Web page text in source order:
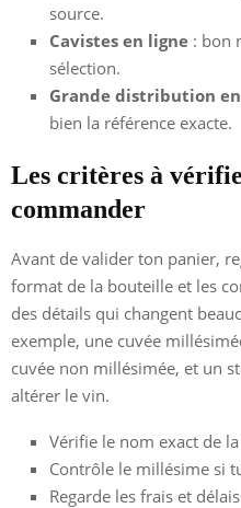
source.
Cavistes en ligne : bon
sélection.
Grande distribution
bien la référence exacte.
Les critères à
commander
Avant de valider ton panier,
format de la bouteille et les
des détails qui changent
exemple, une cuvée
cuvée non millésimée, et un
altérer le vin.
Vérifie le nom exact de
Contrôle le millésime si
Regarde les frais et